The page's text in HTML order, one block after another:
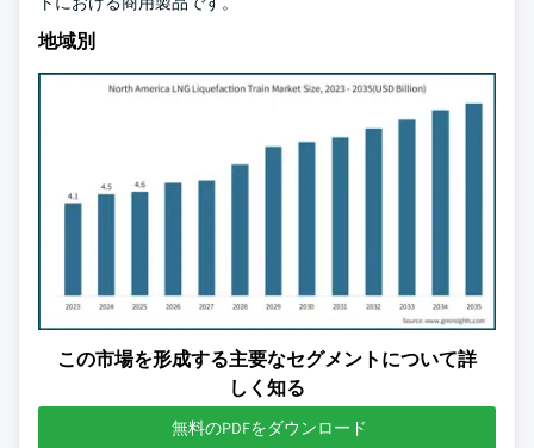
地域別
この市場を形成する主要なセグメントについて詳
しく知る
無料のPDFをダウンロード